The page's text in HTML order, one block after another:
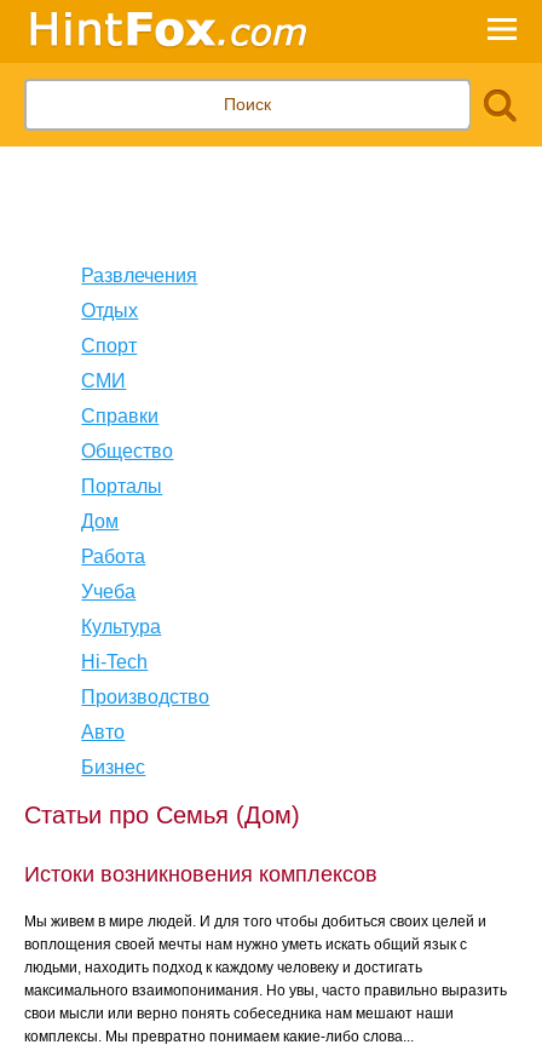
Развлечения
Отдых
Спорт
СМИ
Справки
Общество
Порталы
Дом
Работа
Учеба
Культура
Hi-Tech
Производство
Авто
Бизнес
Статьи про Семья (Дом)
Истоки возникновения комплексов
Мы живем в мире людей. И для того чтобы добиться своих целей и
воплощения своей мечты нам нужно уметь искать общий язык с
людьми, находить подход к каждому человеку и достигать
максимального взаимопонимания. Но увы, часто правильно выразить
свои мысли или верно понять собеседника нам мешают наши
комплексы. Мы превратно понимаем какие-либо слова...